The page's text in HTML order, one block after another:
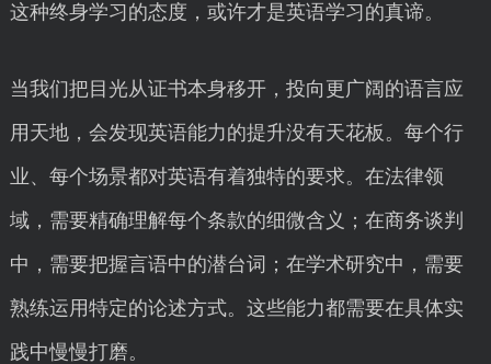
这种终身学习的态度，或许才是英语学习的真谛。
当我们把目光从证书本身移开，投向更广阔的语言应
用天地，会发现英语能力的提升没有天花板。每个行
业、每个场景都对英语有着独特的要求。在法律领
域，需要精确理解每个条款的细微含义；在商务谈判
中，需要把握言语中的潜台词；在学术研究中，需要
熟练运用特定的论述方式。这些能力都需要在具体实
践中慢慢打磨。